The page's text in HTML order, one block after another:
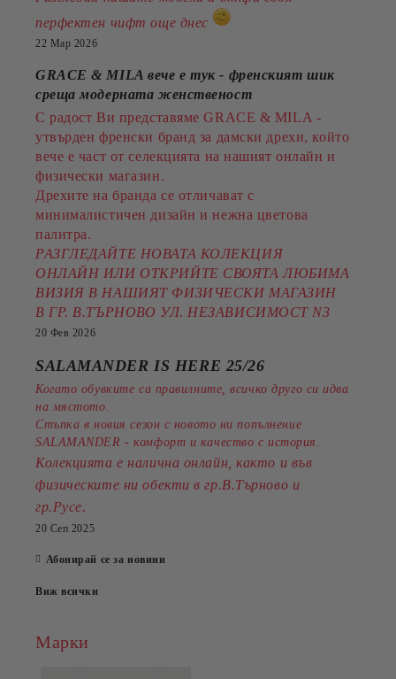
перфектен чифт още днес
22 Мар 2026
GRACE & MILA вече е тук - френският шик
среща модерната женственост
С радост Ви представяме GRACE & MILA -
утвърден френски бранд за дамски дрехи, който
вече е част от селекцията на нашият онлайн и
физически магазин.
Дрехите на бранда се отличават с
минималистичен дизайн и нежна цветова
палитра.
РАЗГЛЕДАЙТЕ НОВАТА КОЛЕКЦИЯ
ОНЛАЙН ИЛИ ОТКРИЙТЕ СВОЯТА ЛЮБИМА
ВИЗИЯ В НАШИЯТ ФИЗИЧЕСКИ МАГАЗИН
В ГР. В.ТЪРНОВО УЛ. НЕЗАВИСИМОСТ N3
20 Фев 2026
SALAMANDER IS HERE 25/26
Когато обувките са правилните, всичко друго си идва
на мястото.
Стъпка в новия сезон с новото ни попълнение
SALAMANDER - комфорт и качество с история.
Колекцията е налична онлайн, както и във
физическите ни обекти в гр.В.Търново и
гр.Русе.
20 Сеп 2025
Абонирай се за новини
Виж всички
Марки